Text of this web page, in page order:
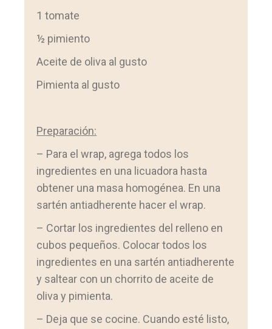
1 tomate
½ pimiento
Aceite de oliva al gusto
Pimienta al gusto
Preparación:
– Para el wrap, agrega todos los
ingredientes en una licuadora hasta
obtener una masa homogénea. En una
sartén antiadherente hacer el wrap.
– Cortar los ingredientes del relleno en
cubos pequeños. Colocar todos los
ingredientes en una sartén antiadherente
y saltear con un chorrito de aceite de
oliva y pimienta.
– Deja que se cocine. Cuando esté listo,